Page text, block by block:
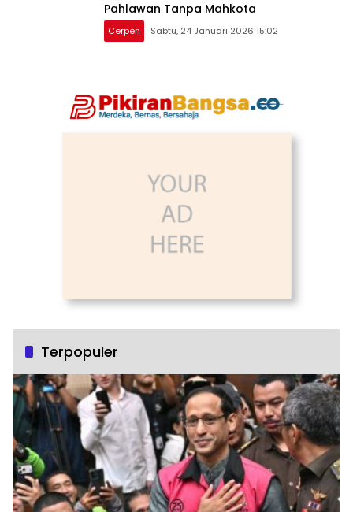
Pahlawan Tanpa Mahkota
Cerpen Sabtu, 24 Januari 2026 15:02
Terpopuler